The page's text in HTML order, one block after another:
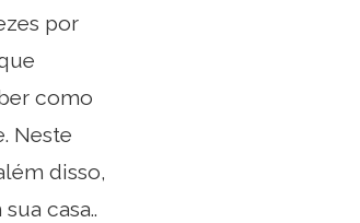
por
como
Neste
disso,
casa..